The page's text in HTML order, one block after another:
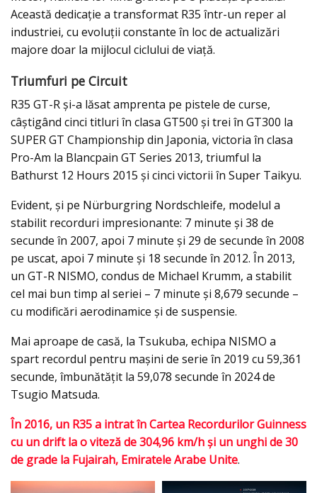
Această dedicație a transformat R35 într-un reper al
industriei, cu evoluții constante în loc de actualizări
majore doar la mijlocul ciclului de viață.
Triumfuri pe Circuit
R35 GT-R și-a lăsat amprenta pe pistele de curse,
câștigând cinci titluri în clasa GT500 și trei în GT300 la
SUPER GT Championship din Japonia, victoria în clasa
Pro-Am la Blancpain GT Series 2013, triumful la
Bathurst 12 Hours 2015 și cinci victorii în Super Taikyu.
Evident, și pe Nürburgring Nordschleife, modelul a
stabilit recorduri impresionante: 7 minute și 38 de
secunde în 2007, apoi 7 minute și 29 de secunde în 2008
pe uscat, apoi 7 minute și 18 secunde în 2012. În 2013,
un GT-R NISMO, condus de Michael Krumm, a stabilit
cel mai bun timp al seriei – 7 minute și 8,679 secunde –
cu modificări aerodinamice și de suspensie.
Mai aproape de casă, la Tsukuba, echipa NISMO a
spart recordul pentru mașini de serie în 2019 cu 59,361
secunde, îmbunătățit la 59,078 secunde în 2024 de
Tsugio Matsuda.
În 2016, un R35 a intrat în Cartea Recordurilor Guinness
cu un drift la o viteză de 304,96 km/h și un unghi de 30
de grade la Fujairah, Emiratele Arabe Unite.